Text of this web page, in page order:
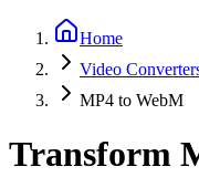
Home
Video
MP4 to WebM
Transform